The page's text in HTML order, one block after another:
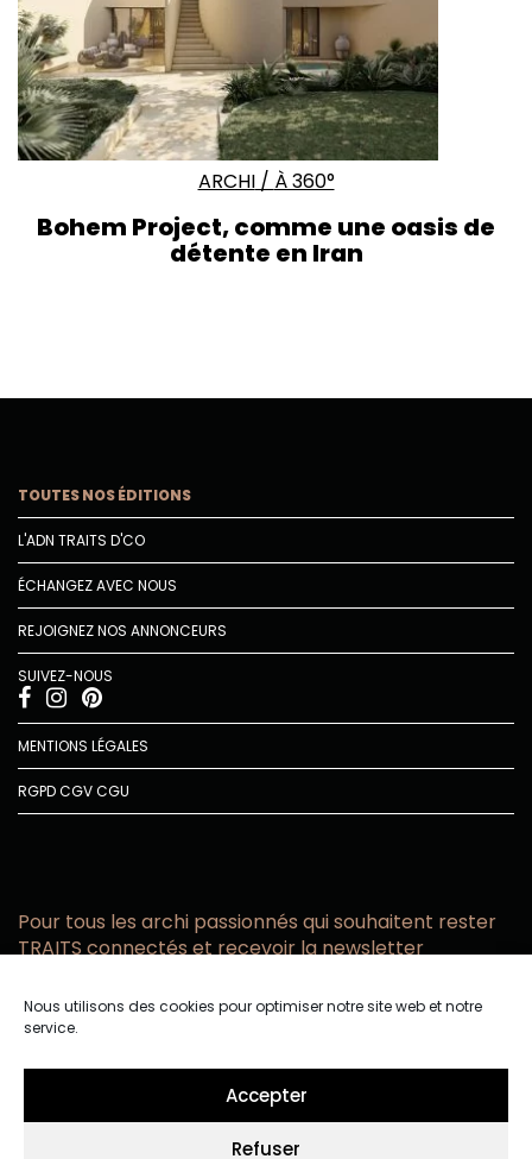
Nous utilisons des cookies pour optimiser notre site web et notre
service.
Accepter
Refuser
ARCHI/ À 360°
Bohem Project, comme une oasis de
détente en Iran
TOUTES NOS ÉDITIONS
L'ADN TRAITS D'CO
ÉCHANGEZ AVEC NOUS
REJOIGNEZ NOS ANNONCEURS
SUIVEZ-NOUS
MENTIONS LÉGALES
RGPDCGVCGU
Pour tous les archi passionnés qui souhaitent rester
TRAITS connectés et recevoir la newsletter
email
confidentialité.